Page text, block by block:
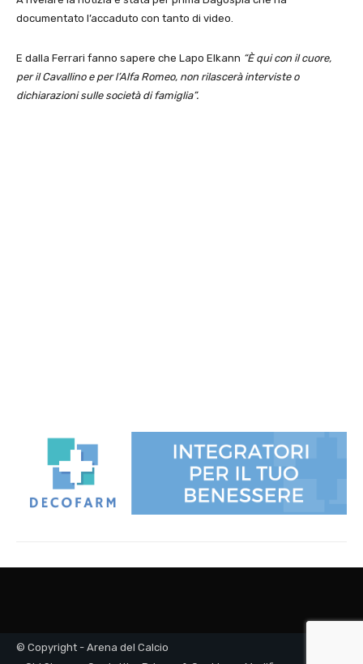
© Copyright - Arena del Calcio